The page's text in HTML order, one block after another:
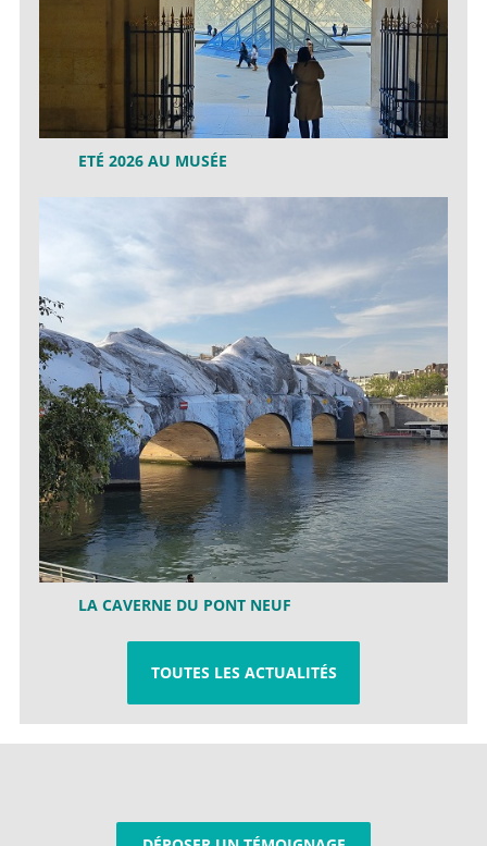
ETÉ 2026 AU MUSÉE
LA CAVERNE DU PONT NEUF
TOUTES LES ACTUALITÉS